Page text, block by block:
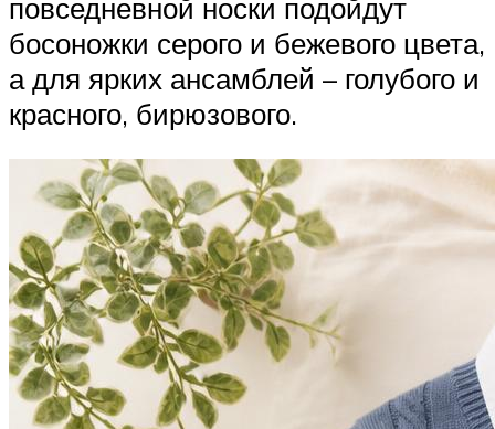
повседневной носки подойдут
босоножки серого и бежевого цвета,
а для ярких ансамблей – голубого и
красного, бирюзового.